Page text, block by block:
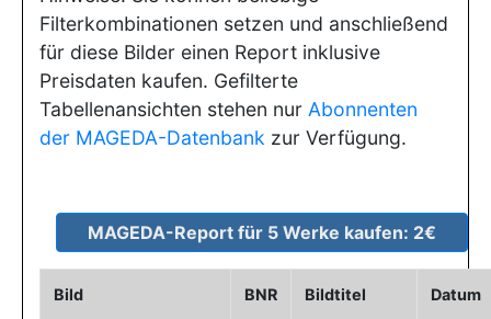
Filterkombinationen setzen und anschließend
für diese Bilder einen Report inklusive
Preisdaten kaufen. Gefilterte
Tabellenansichten stehen nur Abonnenten
der MAGEDA-Datenbank zur Verfügung.
Bild BNR Bildtitel Datum